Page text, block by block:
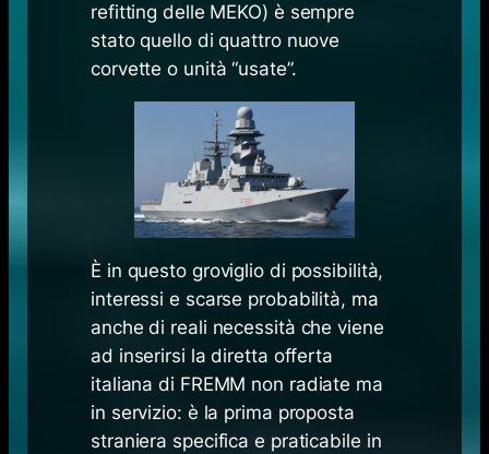
refitting delle MEKO) è sempre
stato quello di quattro nuove
corvette o unità “usate”.
È in questo groviglio di possibilità,
interessi e scarse probabilità, ma
anche di reali necessità che viene
ad inserirsi la diretta offerta
italiana di FREMM non radiate ma
in servizio: è la prima proposta
straniera specifica e praticabile in